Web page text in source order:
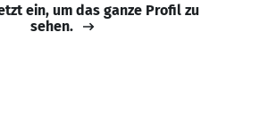
ein, um das ganze Profil zu
sehen.